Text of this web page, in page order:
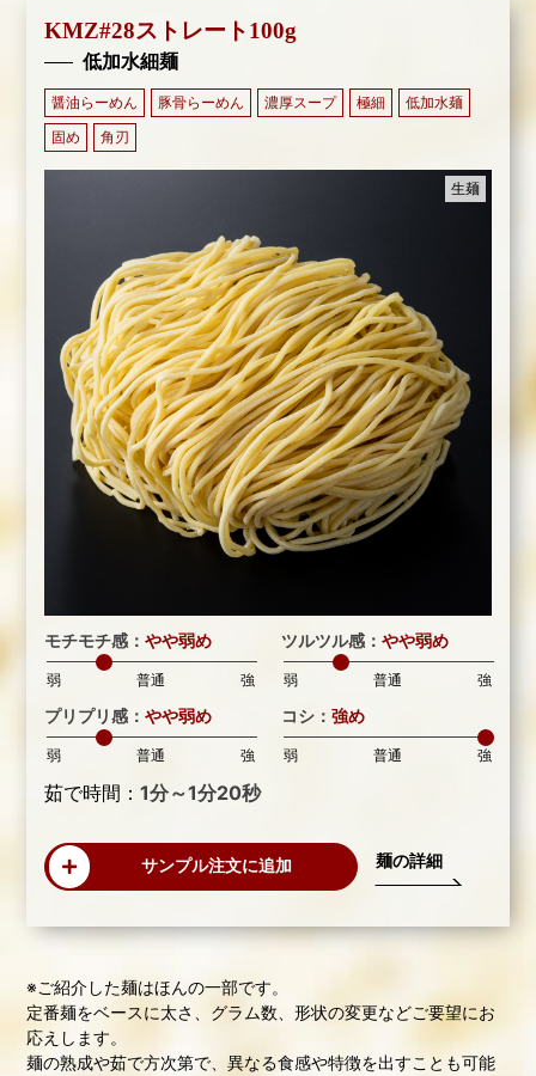
KMZ#28ストレート100g
低加水細麺
醤油らーめん 豚骨らーめん 濃厚スープ 極細
低加水麺
固め
角刃
生麺
モチモチ感：やや弱め
弱 普通 強
ツルツル感：やや弱め
弱 普通 強
プリプリ感：やや弱め
弱 普通 強
コシ：強め
弱 普通 強
茹で時間：1分～1分20秒
サンプル注文に追加 麺の詳細
※ご紹介した麺はほんの一部です。
定番麺をベースに太さ、グラム数、形状の変更などご要望にお
応えします。
麺の熟成や茹で方次第で、異なる食感や特徴を出すことも可能